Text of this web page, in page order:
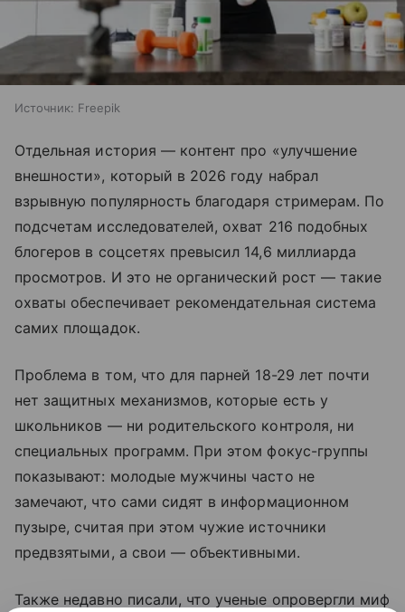
Источник: Freepik
Отдельная история — контент про «улучшение
внешности», который в 2026 году набрал
взрывную популярность благодаря стримерам. По
подсчетам исследователей, охват 216 подобных
блогеров в соцсетях превысил 14,6 миллиарда
просмотров. И это не органический рост — такие
охваты обеспечивает рекомендательная система
самих площадок.
Проблема в том, что для парней 18-29 лет почти
нет защитных механизмов, которые есть у
школьников — ни родительского контроля, ни
специальных программ. При этом фокус-группы
показывают: молодые мужчины часто не
замечают, что сами сидят в информационном
пузыре, считая при этом чужие источники
предвзятыми, а свои — объективными.
Также недавно писали, что ученые опровергли миф